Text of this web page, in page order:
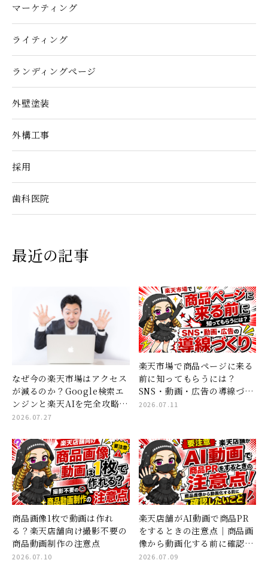
マーケティング
ライティング
ランディングぺージ
外壁塗装
外構工事
採用
歯科医院
最近の記事
なぜ今の楽天市場はアクセス
が減るのか？Google検索エ
ンジンと楽天AIを完全攻略す
る「コンテンツページ×ショ
2026.07.27
楽天市場で商品ページに来る
前に知ってもらうには？
SNS・動画・広告の導線づく
り
2026.07.11
商品画像1枚で動画は作れ
る？楽天店舗向け撮影不要の
商品動画制作の注意点
2026.07.10
楽天店舗がAI動画で商品PR
をするときの注意点｜商品画
像から動画化する前に確認し
たいこと
2026.07.09